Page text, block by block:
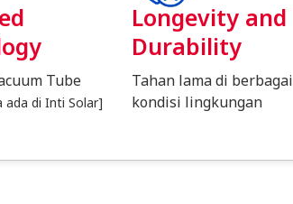
Tube
ada di Inti Solar]
Longevity and
Durability
Tahan lama di berbagai
kondisi lingkungan